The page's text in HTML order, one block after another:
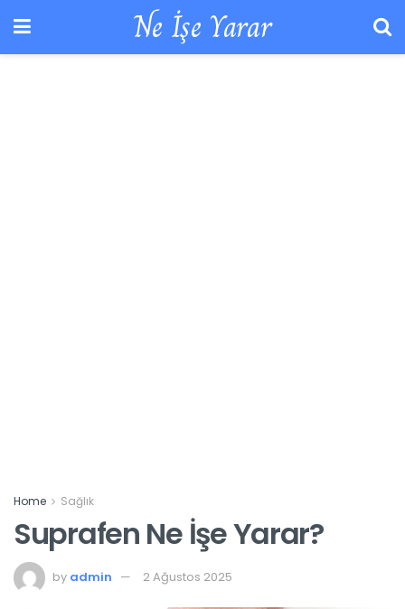
Ne İşe Yarar
Home Sağlık
Suprafen Ne İşe Yarar?
by admin 2 Ağustos 2025